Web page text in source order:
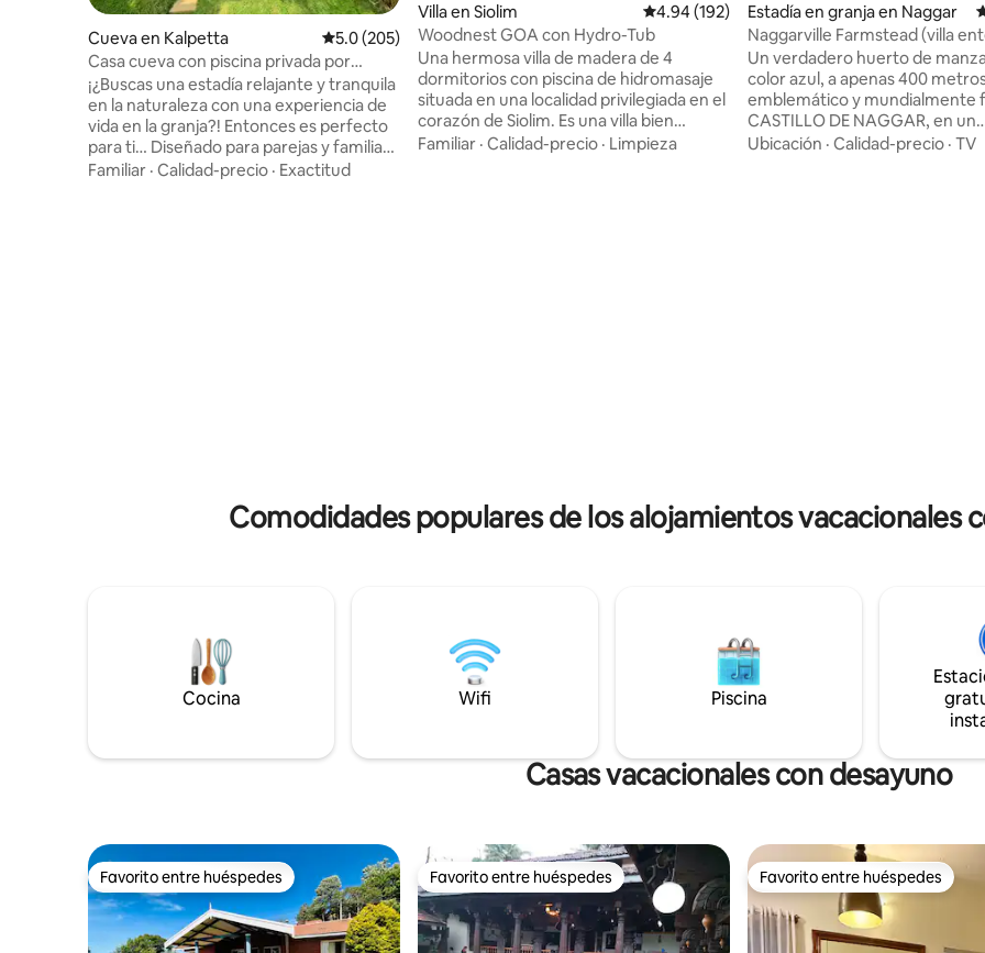
Cueva en Kalpetta Calificación promedio: 5.0 de 5, 205 reseñas
5.0 (205)
Casa cueva con piscina privada por
Rivertree FarmStay
¡¿Buscas una estadía relajante y tranquila
en la naturaleza con una experiencia de
vida en la granja?! Entonces es perfecto
para ti… Diseñado para parejas y familias
con una cascada a una piscina privada
Familiar · Calidad-precio · Exactitud
Villa en Siolim Calificación promedio: 4.94 de 5, 192 reseñas
4.94 (192)
Woodnest GOA con Hydro-Tub
Una hermosa villa de madera de 4
dormitorios con piscina de hidromasaje
situada en una localidad privilegiada en el
corazón de Siolim. Es una villa bien
iluminada y completamente amueblada
Familiar · Calidad-precio · Limpieza
Estadía en granja en Naggar
Naggarville Farmstead (villa
Primera planta
Un verdadero huerto de
color azul, a apenas 400
emblemático y mundialmente
CASTILLO DE NAGGAR, en un
pintoresco pueblecito llamado
Ubicación · Calidad-precio · TV
Comodidades populares de los alojamientos vacacionales
Cocina Wifi Piscina
Casas vacacionales con desayuno
Favorito entre huéspedes
Favorito entre huéspedes Favorito entre huéspedes
Favorito entre huéspedes Favorito entre huéspedes
Favorito entre huéspedes